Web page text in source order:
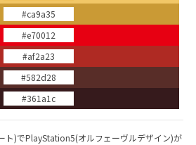
#ca9a35
#e70012
#af2a23
#582d28
#361a1c
ト)でPlayStation5(オルフェーヴルデザイン)が